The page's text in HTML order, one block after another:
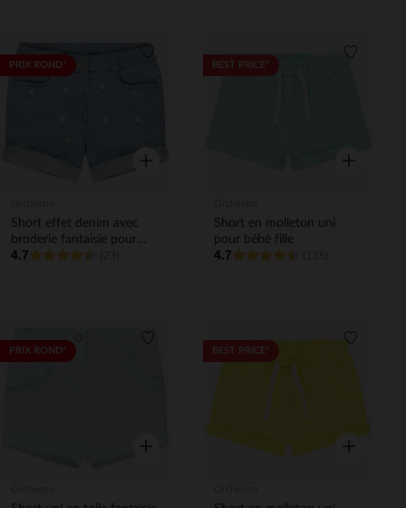
PRIX ROND* Liste de souhaits
Aperçu rapide
Short effet denim avec
broderie fantaisie pour
bébé fille
4.7
BEST PRICE*
Aperçu
Short en molleton uni
pour bébé fille
4.7
PRIX ROND* Liste de souhaits
Aperçu rapide
BEST PRICE*
Aperçu